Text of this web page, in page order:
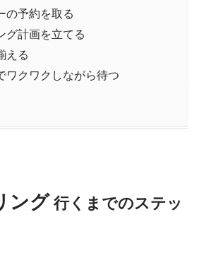
の予約を取る
グ計画を立てる
える
ワクワクしながら待つ
ング 行くまでのステッ